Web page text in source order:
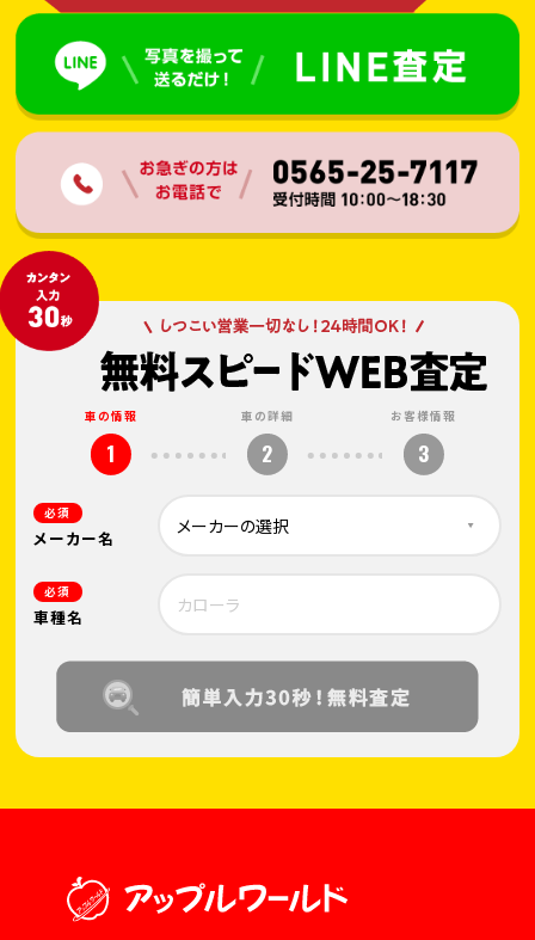
車の情報
1
車の詳細
2
お客様情報
3
必須
メーカー名
必須
車種名